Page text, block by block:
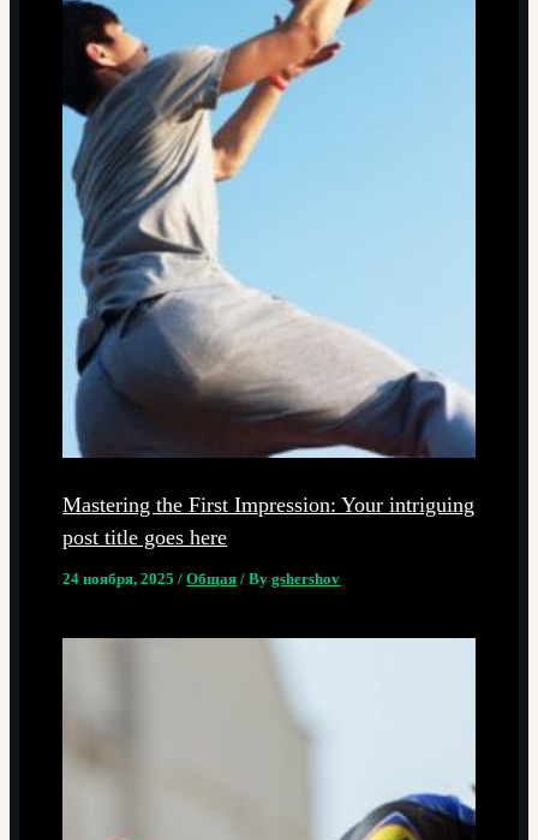
Mastering the First Impression: Your intriguing
post title goes here
24 ноября, 2025/Общая / Bygshershov